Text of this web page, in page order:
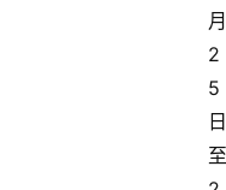
月
2
5
日
至